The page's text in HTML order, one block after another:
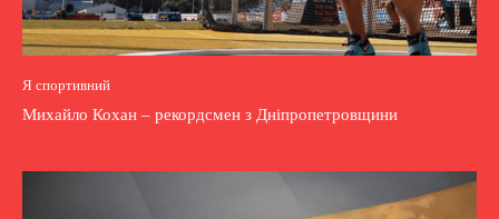
Я спортивний
Михайло Кохан – рекордсмен з Дніпропетровщини